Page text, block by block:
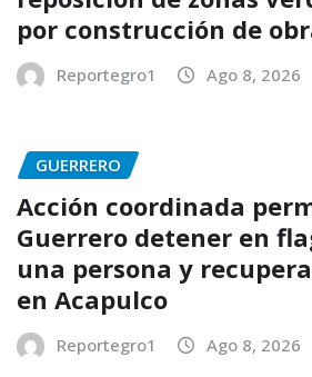
por construcción de
Reportegro1 Ago 8, 2026
GUERRERO
Acción coordinada
Guerrero detener en
una persona y
en Acapulco
Reportegro1 Ago 8, 2026